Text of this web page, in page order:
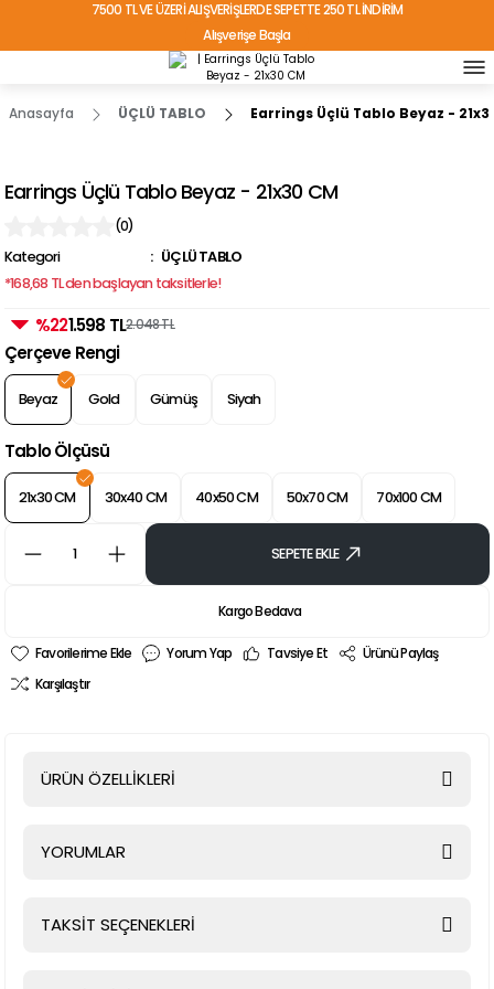
7500 TL VE ÜZERİ ALIŞVERİŞLERDE SEPETTE 250 TL İNDİRİM
Alışverişe Başla
TÜRKİYE'NİN HER YERİNE ÜCRETSİZ KARGO!
Anasayfa ÜÇLÜ TABLO Earrings Üçlü Tablo Beyaz -
Earrings Üçlü Tablo Beyaz - 21x30 CM
(0)
Kategori
ÜÇLÜ TABLO
*168,68 TL den başlayan taksitlerle!
%221.598 TL2.048 TL
Çerçeve Rengi
Beyaz Gold Gümüş Siyah
Tablo Ölçüsü
21x30 CM 30x40 CM 40x50 CM 50x70 CM 70x100 CM
SEPETE EKLE
Kargo Bedava
Yorum Yap Tavsiye Et
Ürünü Paylaş
Karşılaştır
ÜRÜN ÖZELLİKLERİ
YORUMLAR
TAKSİT SEÇENEKLERİ